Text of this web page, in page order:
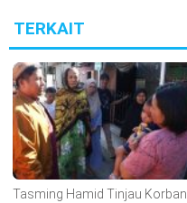
TERKAIT
Tasming Hamid Tinjau Korban